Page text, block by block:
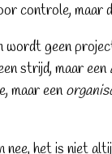
controle, maar
wordt geen
strijd, maar een
maar een
nee, het is niet